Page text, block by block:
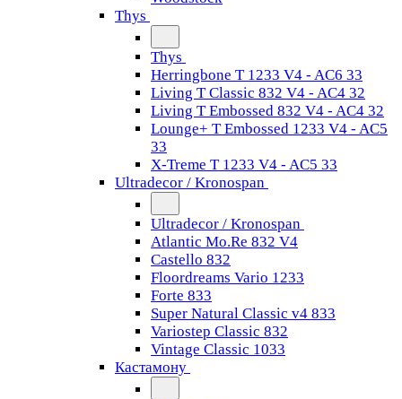
Thys
Thys
Herringbone T 1233 V4 - AC6 33
Living T Classic 832 V4 - AC4 32
Living T Embossed 832 V4 - AC4 32
Lounge+ T Embossed 1233 V4 - AC5
33
X-Treme T 1233 V4 - AC5 33
Ultradecor / Kronospan
Ultradecor / Kronospan
Atlantic Mo.Re 832 V4
Castello 832
Floordreams Vario 1233
Forte 833
Super Natural Classic v4 833
Variostep Classic 832
Vintage Classic 1033
Кастамону